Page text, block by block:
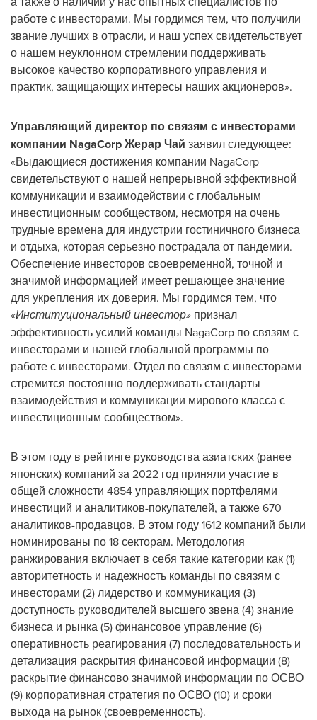
работе с инвесторами. Мы гордимся тем, что получили
звание лучших в отрасли, и наш успех свидетельствует
о нашем неуклонном стремлении поддерживать
высокое качество корпоративного управления и
практик, защищающих интересы наших акционеров».
Управляющий директор по связям с инвесторами
компании NagaCorp Жерар Чай заявил следующее:
«Выдающиеся достижения компании NagaCorp
свидетельствуют о нашей непрерывной эффективной
коммуникации и взаимодействии с глобальным
инвестиционным сообществом, несмотря на очень
трудные времена для индустрии гостиничного бизнеса
и отдыха, которая серьезно пострадала от пандемии.
Обеспечение инвесторов своевременной, точной и
значимой информацией имеет решающее значение
для укрепления их доверия. Мы гордимся тем, что
«Институциональный инвестор» признал
эффективность усилий команды NagaCorp по связям с
инвесторами и нашей глобальной программы по
работе с инвесторами. Отдел по связям с инвесторами
стремится постоянно поддерживать стандарты
взаимодействия и коммуникации мирового класса с
инвестиционным сообществом».
В этом году в рейтинге руководства азиатских (ранее
японских) компаний за 2022 год приняли участие в
общей сложности 4854 управляющих портфелями
инвестиций и аналитиков-покупателей, а также 670
аналитиков-продавцов. В этом году 1612 компаний были
номинированы по 18 секторам. Методология
ранжирования включает в себя такие категории как (1)
авторитетность и надежность команды по связям с
инвесторами (2) лидерство и коммуникация (3)
доступность руководителей высшего звена (4) знание
бизнеса и рынка (5) финансовое управление (6)
оперативность реагирования (7) последовательность и
детализация раскрытия финансовой информации (8)
раскрытие финансово значимой информации по ОСВО
(9) корпоративная стратегия по ОСВО (10) и сроки
выхода на рынок (своевременность).